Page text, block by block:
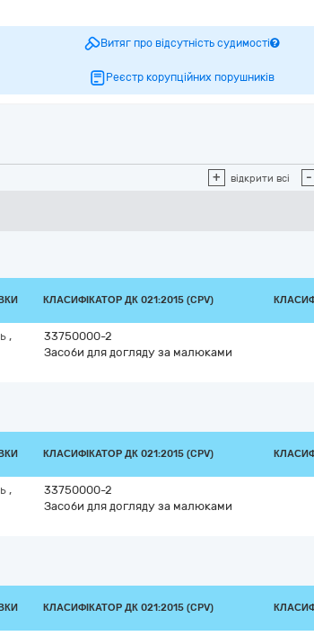
Витяг про відсутність судимості
Реєстр корупційних порушників
+ відкрити всі -
КЛАСИФІКАТОР ДК 021:2015 (CPV)
,
33750000-2
Засоби для догляду за малюками
КЛАСИФІКАТОР ДК 021:2015 (CPV)
,
33750000-2
Засоби для догляду за малюками
КЛАСИФІКАТОР ДК 021:2015 (CPV)